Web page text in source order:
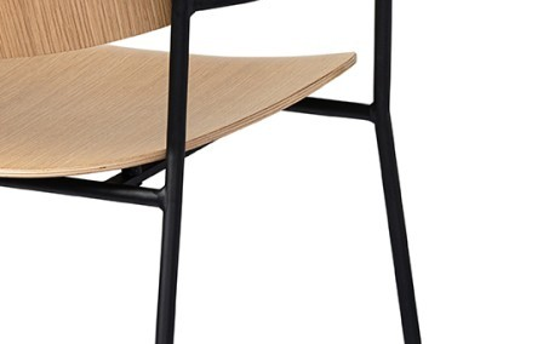
Элитные кожаные диваны
Элитные комоды
Элитные консоли
Элитные кресла
Элитные кровати
Элитные матрасы
Элитная мебель для столовой
Элитные журнальные столики
Элитные журнальные столики
Элитные стеклянные столики
Элитные металлические столики
Элитные обеденные столы
Элитные стулья
Элитные тумбы